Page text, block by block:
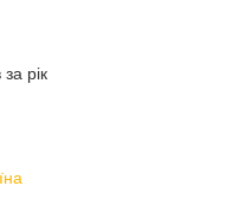
& Forsthoff, а
з Європи та
високому рівню
рік